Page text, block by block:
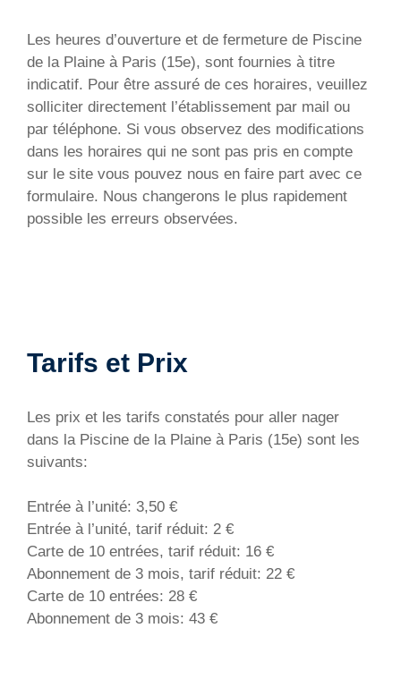
Les heures d’ouverture et de fermeture de Piscine
de la Plaine à Paris (15e), sont fournies à titre
indicatif. Pour être assuré de ces horaires, veuillez
solliciter directement l’établissement par mail ou
par téléphone. Si vous observez des modifications
dans les horaires qui ne sont pas pris en compte
sur le site vous pouvez nous en faire part avec ce
formulaire. Nous changerons le plus rapidement
possible les erreurs observées.
Tarifs et Prix
Les prix et les tarifs constatés pour aller nager
dans la Piscine de la Plaine à Paris (15e) sont les
suivants:
Entrée à l’unité: 3,50 €
Entrée à l’unité, tarif réduit: 2 €
Carte de 10 entrées, tarif réduit: 16 €
Abonnement de 3 mois, tarif réduit: 22 €
Carte de 10 entrées: 28 €
Abonnement de 3 mois: 43 €